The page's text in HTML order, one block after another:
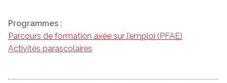
Programmes :
Parcours de formation axée sur l’emploi (PFAE)
Activités parascolaires